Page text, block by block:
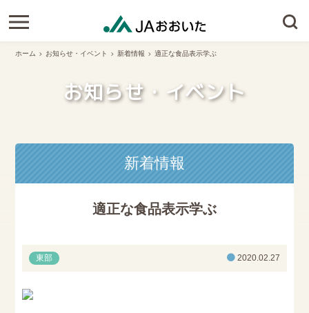
ホーム お知らせ・イベント 新着情報 適正な食品表示学ぶ
お知らせ・イベント
新着情報
適正な食品表示学ぶ
東部 2020.02.27